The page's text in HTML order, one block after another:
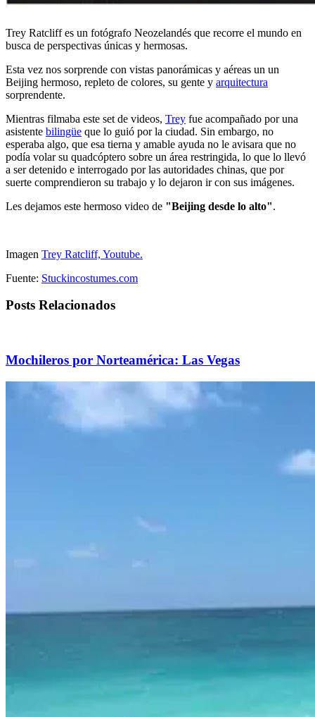
Trey Ratcliff es un fotógrafo Neozelandés que recorre el mundo en
busca de perspectivas únicas y hermosas.
Esta vez nos sorprende con vistas panorámicas y aéreas un un
Beijing hermoso, repleto de colores, su gente y arquitectura
sorprendente.
Mientras filmaba este set de videos, Trey fue acompañado por una
asistente bilingüe que lo guió por la ciudad. Sin embargo, no
esperaba algo, que esa tierna y amable ayuda no le avisara que no
podía volar su quadcóptero sobre un área restringida, lo que lo llevó
a ser detenido e interrogado por las autoridades chinas, que por
suerte comprendieron su trabajo y lo dejaron ir con sus imágenes.
Les dejamos este hermoso video de "Beijing desde lo alto".
Imagen Trey Ratcliff, Youtube.
Fuente: Stuckincostumes.com
Posts Relacionados
Mochileros por Norteamérica: Las Vegas